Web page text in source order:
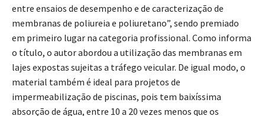
entre ensaios de desempenho e de caracterização de
membranas de poliureia e poliuretano”, sendo premiado
em primeiro lugar na categoria profissional. Como informa
o título, o autor abordou a utilização das membranas em
lajes expostas sujeitas a tráfego veicular. De igual modo, o
material também é ideal para projetos de
impermeabilização de piscinas, pois tem baixíssima
absorção de água, entre 10 a 20 vezes menos que os